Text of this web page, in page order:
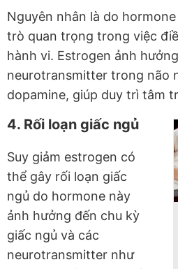
Nguyên nhân là do
trò quan trọng trong việc
hành vi. Estrogen ảnh
neurotransmitter trong não
dopamine, giúp duy trì tâm
4. Rối loạn giấc ngủ
Suy giảm estrogen có
thể gây rối loạn giấc
ngủ do hormone này
ảnh hưởng đến chu kỳ
giấc ngủ và các
neurotransmitter như